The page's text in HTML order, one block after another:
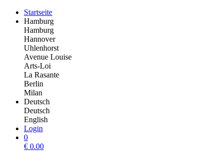
Startseite
Hamburg
Hamburg
Hannover
Uhlenhorst
Avenue Louise
Arts-Loi
La Rasante
Berlin
Milan
Deutsch
Deutsch
English
Login
0
€ 0.00